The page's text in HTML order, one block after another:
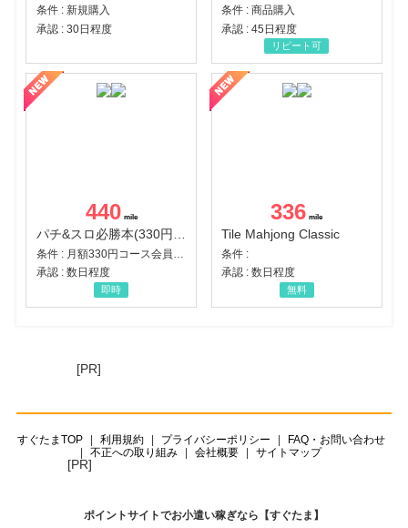
条件 : 新規購入
承認 : 30日程度
条件 : 商品購入
承認 : 45日程度
リピート可
440
承認 : 数日程度
即時
336
Tile Mahjong Classic
条件 :
承認 : 数日程度
無料
[PR]
すぐたまTOP 利用規約 プライバシーポリシー
FAQ・お問い合わせ
不正への取り組み
会社概要 サイトマップ
[PR]
ポイントサイトでお小遣い稼ぎなら【すぐたま】